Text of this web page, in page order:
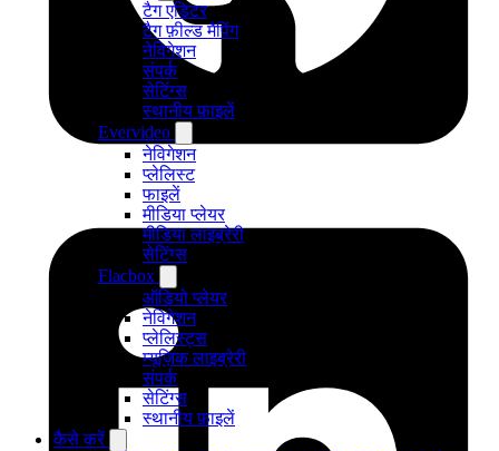
टैग एडिटर
टैग फ़ील्ड मैपिंग
नेविगेशन
संपर्क
सेटिंग्स
स्थानीय फ़ाइलें
Evervideo
नेविगेशन
प्लेलिस्ट
फाइलें
मीडिया प्लेयर
मीडिया लाइब्रेरी
सेटिंग्स
Flacbox
ऑडियो प्लेयर
नेविगेशन
प्लेलिस्ट्स
म्यूज़िक लाइब्रेरी
संपर्क
सेटिंग्स
स्थानीय फ़ाइलें
कैसे करें